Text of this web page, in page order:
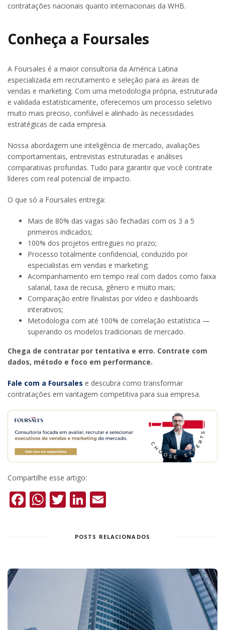
contratações nacionais quanto internacionais da WHB.
Conheça a Foursales
A Foursales é a maior consultoria da América Latina
especializada em recrutamento e seleção para as áreas de
vendas e marketing. Com uma metodologia própria, estruturada
e validada estatisticamente, oferecemos um processo seletivo
muito mais preciso, confiável e alinhado às necessidades
estratégicas de cada empresa.
Nossa abordagem une inteligência de mercado, avaliações
comportamentais, entrevistas estruturadas e análises
comparativas profundas. Tudo para garantir que você contrate
líderes com real potencial de impacto.
O que só a Foursales entrega:
Mais de 80% das vagas são fechadas com os 3 a 5
primeiros indicados;
100% dos projetos entregues no prazo;
Processo totalmente confidencial, conduzido por
especialistas em vendas e marketing;
Acompanhamento em tempo real com dados como faixa
salarial, taxa de recusa, gênero e muito mais;
Comparação entre finalistas por vídeo e dashboards
interativos;
Metodologia com até 100% de correlação estatística —
superando os modelos tradicionais de mercado.
Chega de contratar por tentativa e erro. Contrate com
dados, método e foco em performance.
Fale com a Foursales e descubra como transformar
contratações em vantagem competitiva para sua empresa.
Compartilhe esse artigo:
Facebook
WhatsApp
Twitter
LinkedIn
POSTS RELACIONADOS